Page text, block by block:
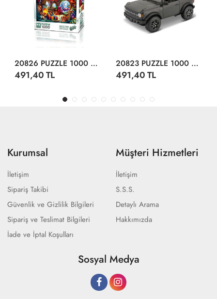
20826 PUZZLE 1000 Mystical House In The Forest
491,40 TL
20823 PUZZLE 1000 Starry Night Of Art
491,40 TL
Kurumsal
İletişim
Sipariş Takibi
Güvenlik ve Gizlilik Bilgileri
Sipariş ve Teslimat Bilgileri
İade ve İptal Koşulları
Müşteri Hizmetleri
İletişim
S.S.S.
Detaylı Arama
Hakkımızda
Sosyal Medya